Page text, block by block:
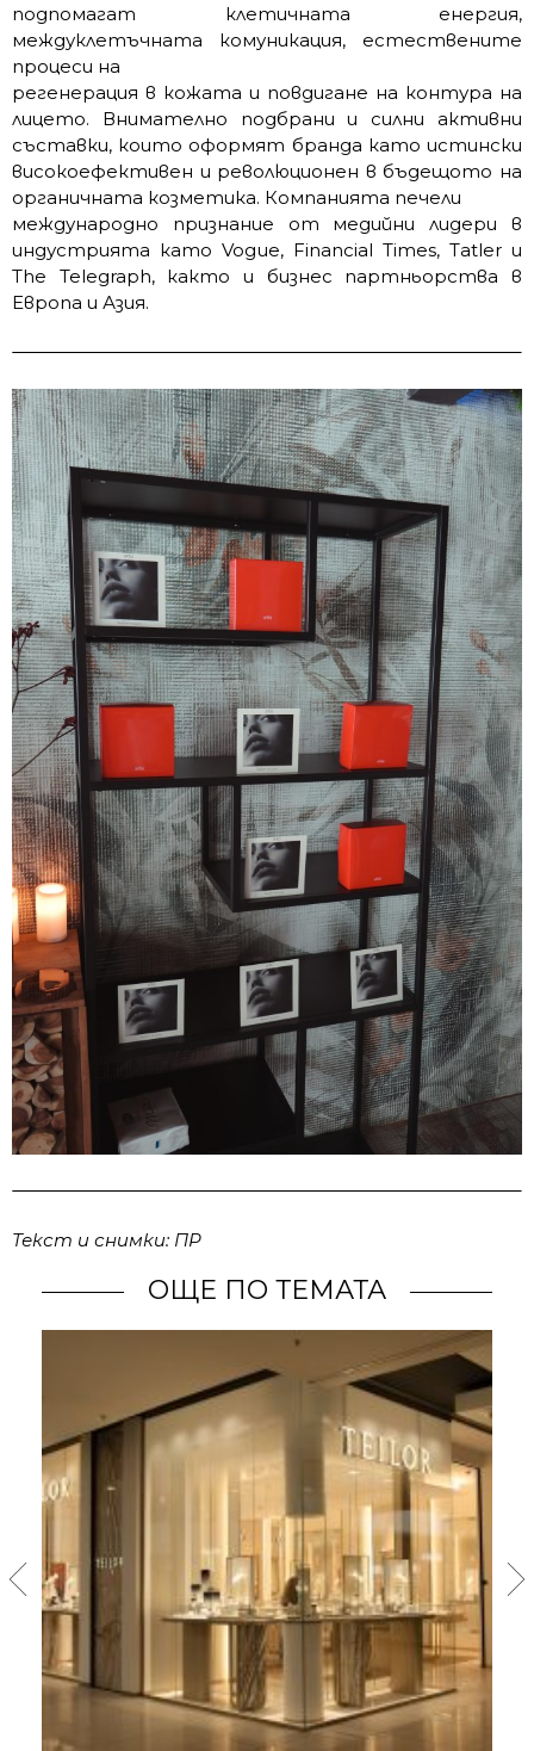
подпомагат клетичната енергия,
междуклетъчната комуникация, естествените
процеси на
регенерация в кожата и повдигане на контура на
лицето. Внимателно подбрани и силни активни
съставки, които оформят бранда като истински
високоефективен и революционен в бъдещото на
органичната козметика. Компанията печели
международно признание от медийни лидери в
индустрията като Vogue, Financial Times, Tatler и
The Telegraph, както и бизнес партньорства в
Европа и Азия.
Текст и снимки: ПР
ОЩЕ ПО ТЕМАТА